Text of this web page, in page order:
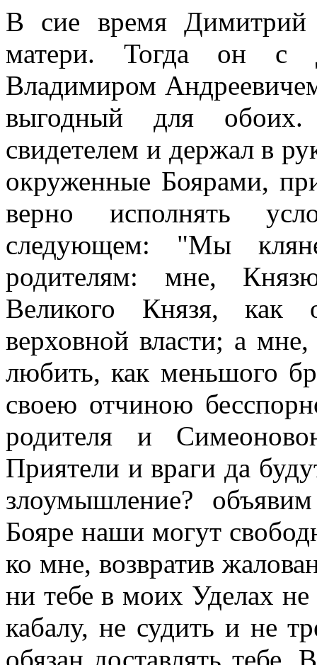
В сие время Димитрий
матери. Тогда он с
Владимиром
выгодный для
свидетелем и держал в
окруженные Боярами,
верно исполнять
следующем: "Мы
родителям: мне,
Великого Князя, как
верховной власти; а
любить, как меньшого
своею отчиною
родителя и
Приятели и враги да
злоумышление?
Бояре наши могут
ко мне, возвратив
ни тебе в моих Уделах
кабалу, не судить и не